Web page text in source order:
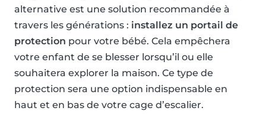
alternative est une solution recommandée à
travers les générations : installez un portail de
protection pour votre bébé. Cela empêchera
votre enfant de se blesser lorsqu’il ou elle
souhaitera explorer la maison. Ce type de
protection sera une option indispensable en
haut et en bas de votre cage d’escalier.